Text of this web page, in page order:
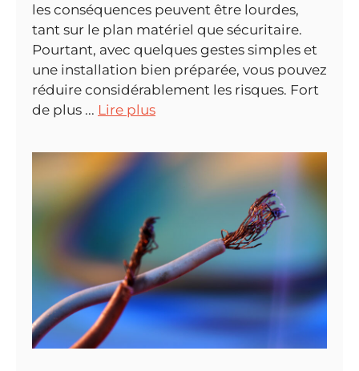
les conséquences peuvent être lourdes,
tant sur le plan matériel que sécuritaire.
Pourtant, avec quelques gestes simples et
une installation bien préparée, vous pouvez
réduire considérablement les risques. Fort
de plus ... Lire plus